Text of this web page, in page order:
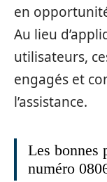
en
Au lieu
utilisateurs,
engagés et
l’assistance.
Les bonnes
numéro